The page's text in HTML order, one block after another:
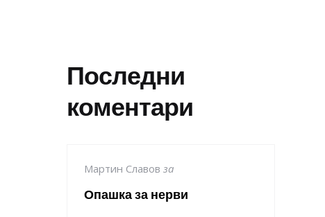
Последни
коментари
Мартин Славов за
Опашка за нерви